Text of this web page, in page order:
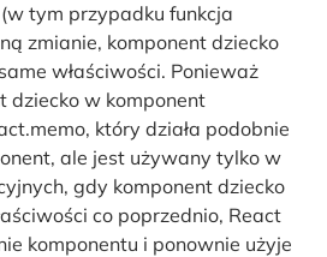
tym przypadku funkcja
zmianie, komponent dziecko
właściwości. Ponieważ
dziecko w komponent
który działa podobnie
ale jest używany tylko w
gdy komponent dziecko
co poprzednio, React
komponentu i ponownie użyje